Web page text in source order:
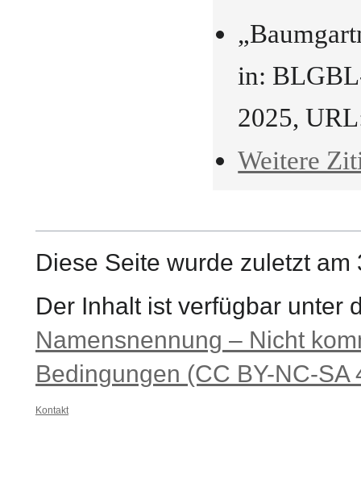
in:
2025,
Weitere
Diese Seite wurde zuletzt
Der Inhalt ist verfügbar unter
Namensnennung – Nicht
Bedingungen (CC BY-NC-SA
Kontakt